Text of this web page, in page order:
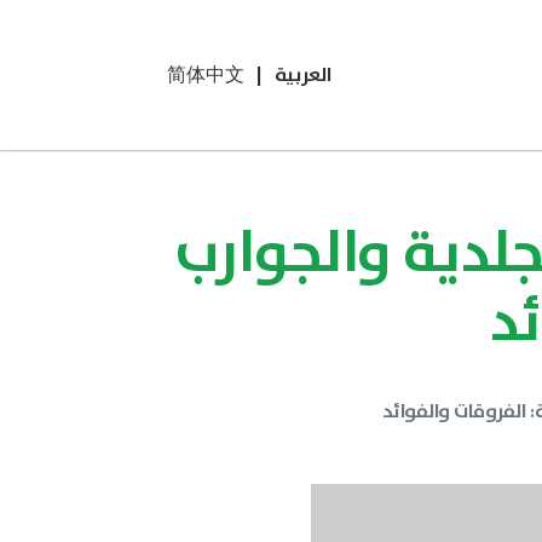
العربية |
简体中文
والجوارب
الفروقات والفوائد